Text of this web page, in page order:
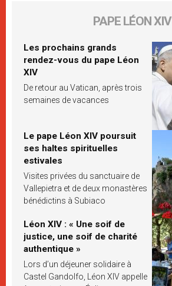
PAPE LÉON XIV
Les prochains grands
rendez-vous du pape Léon
XIV
De retour au Vatican, après trois
semaines de vacances
Le pape Léon XIV poursuit
ses haltes spirituelles
estivales
Visites privées du sanctuaire de
Vallepietra et de deux monastères
bénédictins à Subiaco
Léon XIV : « Une soif de
justice, une soif de charité
authentique »
Lors d’un déjeuner solidaire à
Castel Gandolfo, Léon XIV appelle